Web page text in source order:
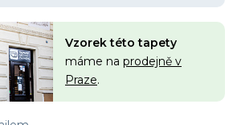
Vzorek této tapety
máme na prodejně v
Praze.